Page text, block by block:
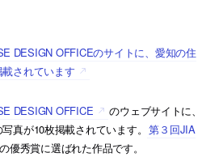
DESIGN OFFICEのサイトに、愛知の住
されています
DESIGN OFFICE
のウェブサイトに、
真が10枚掲載されています。 第３回JIA
優秀賞に選ばれた作品です。